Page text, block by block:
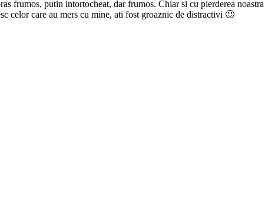
frumos, putin intortocheat, dar frumos. Chiar si cu pierderea noastra
celor care au mers cu mine, ati fost groaznic de distractivi 🙂